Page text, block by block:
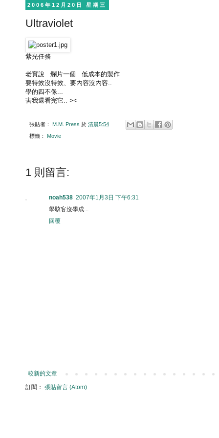
2006年12月20日 星期三
Ultraviolet
紫光任務
老實說.. 爛片一個.. 低成本的製作
要特效沒特效、要內容沒內容..
學的四不像...
害我還看完它.. ><
張貼者： M.M. Press 於 清晨5:54
標籤： Movie
1 則留言:
noah538 2007年1月3日 下午6:31
學駭客沒學成...
回覆
較新的文章
訂閱： 張貼留言 (Atom)